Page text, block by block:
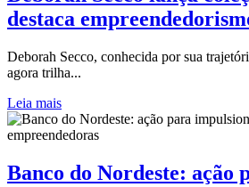
destaca
Deborah Secco, conhecida por sua
agora trilha...
Leia mais
Banco do Nordeste: ação